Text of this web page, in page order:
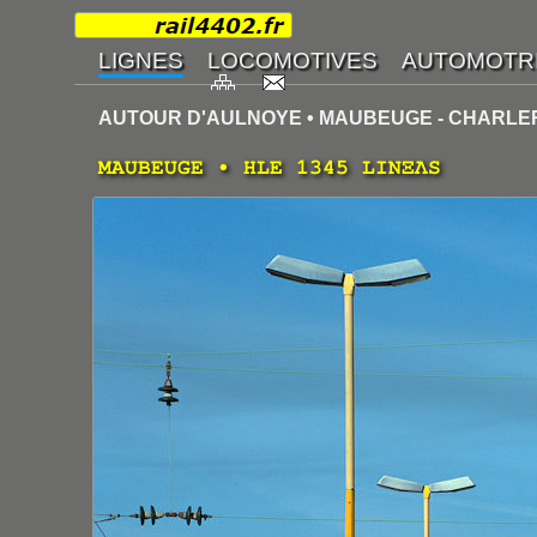
AUTOUR D'AULNOYE • MAUBEUGE -
MAUBEUGE • HLE 1345 LINΞΛS